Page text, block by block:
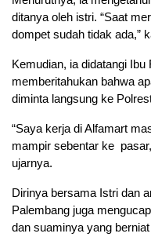
ditanya oleh istri. “Saat
dompet sudah tidak ada,”
Kemudian, ia didatangi
memberitahukan bahwa
diminta langsung ke
“Saya kerja di Alfamart
mampir sebentar ke
ujarnya.
Dirinya bersama Istri dan
Palembang juga
dan suaminya yang